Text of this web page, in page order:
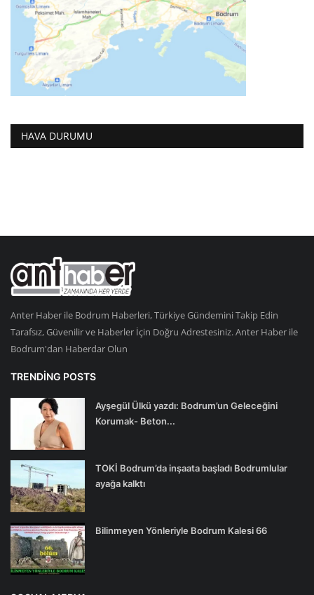
HAVA DURUMU
Anter Haber ile Bodrum Haberleri, Türkiye Gündemini Takip Edin
Tarafsız, Güvenilir ve Haberler İçin Doğru Adrestesiniz. Anter Haber ile
Bodrum'dan Haberdar Olun
TRENDING POSTS
Ayşegül Ülkü yazdı: Bodrum’un Geleceğini
Korumak- Beton...
TOKİ Bodrum’da inşaata başladı Bodrumlular
ayağa kalktı
Bilinmeyen Yönleriyle Bodrum Kalesi 66